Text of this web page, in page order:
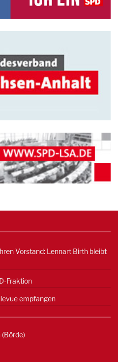
Vorstand: Lennart Birth bleibt
Fraktion
empfangen